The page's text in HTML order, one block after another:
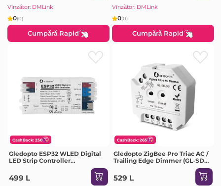
Vînzător: DMLink
0(0)
Cumpără Rapid
Vînzător: DMLink
0(0)
Cumpără Rapid
CashBack: 250
Gledopto ESP32 WLED Digital
LED Strip Controller
RGB/RGBW Mic version (GL-C-
016WL-D) with Type-C UART
download port, DC5~24V, max
499 L
CashBack: 265
Gledopto ZigBee Pro Triac AC /
Trailing Edge Dimmer (GL-SD-
001), AC100~240V, max 400W
power loaded, 1 Channel
529 L